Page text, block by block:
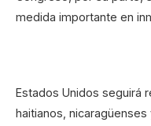
medida importante en
Estados Unidos seguirá
haitianos,